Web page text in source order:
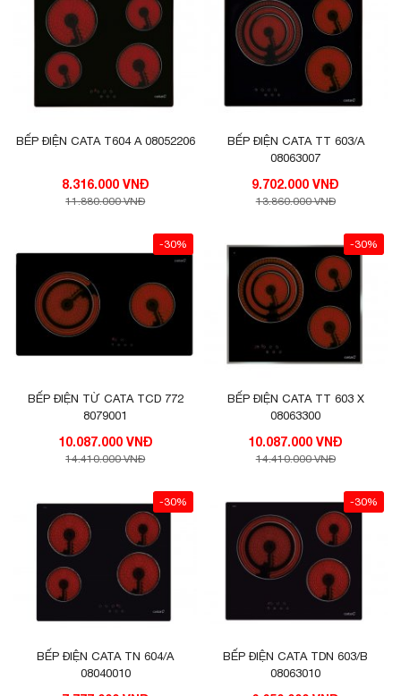
BẾP ĐIỆN CATA T604 A 08052206
8.316.000 VNĐ
11.880.000 VNĐ
BẾP ĐIỆN CATA TT 603/A
08063007
9.702.000 VNĐ
13.860.000 VNĐ
-30%
BẾP ĐIỆN TỪ CATA TCD 772
8079001
10.087.000 VNĐ
14.410.000 VNĐ
-30%
BẾP ĐIỆN CATA TT 603 X
08063300
10.087.000 VNĐ
14.410.000 VNĐ
-30%
BẾP ĐIỆN CATA TN 604/A
08040010
-30%
BẾP ĐIỆN CATA TDN 603/B
08063010